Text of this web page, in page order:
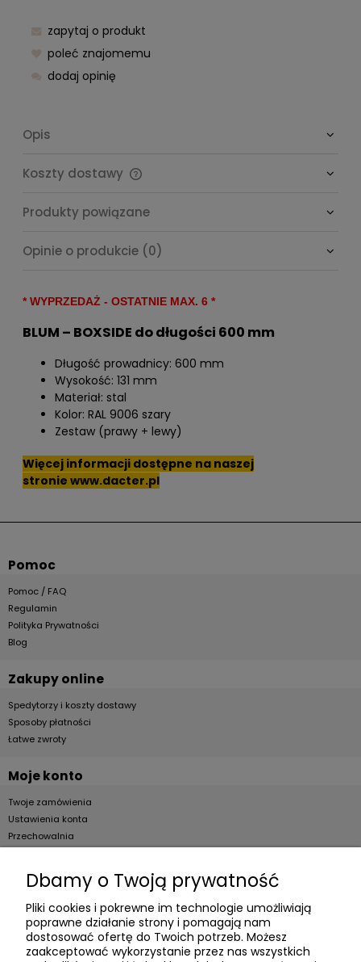
zapytaj o produkt
poleć znajomemu
dodaj opinię
Opis
Koszty dostawy
Produkty powiązane
Opinie o produkcie (0)
* WYPRZEDAŻ - OSTATNIE MAX. 6 *
BLUM – BOXSIDE do długości 600 mm
Długość prowadnicy: 600 mm
Wysokość: 131 mm
Materiał: stal
Kolor: RAL 9006 szary
Zestaw (prawy + lewy)
Więcej informacji dostępne na naszej
stronie www.dacter.pl
Pomoc
Pomoc / FAQ
Regulamin
Polityka Prywatności
Blog
Zakupy online
Spedytorzy i koszty dostawy
Sposoby płatności
Łatwe zwroty
Moje konto
Twoje zamówienia
Ustawienia konta
Przechowalnia
Dla firm
O firmie
Dbamy o Twoją prywatność
Pliki cookies i pokrewne im technologie umożliwiają
poprawne działanie strony i pomagają nam
dostosować ofertę do Twoich potrzeb. Możesz
zaakceptować wykorzystanie przez nas wszystkich